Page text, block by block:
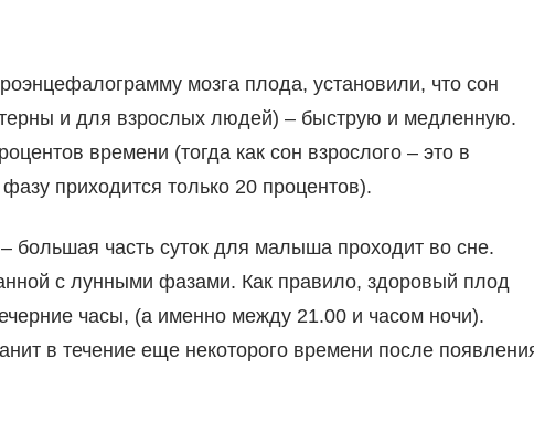
мозга плода, установили, что сон
и для взрослых людей) – быструю и медленную.
времени (тогда как сон взрослого – это в
приходится только 20 процентов).
большая часть суток для малыша проходит во сне.
с лунными фазами. Как правило, здоровый плод
часы, (а именно между 21.00 и часом ночи).
в течение еще некоторого времени после